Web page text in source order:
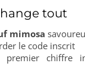
tout
mimosa
le code inscrit
chiffre